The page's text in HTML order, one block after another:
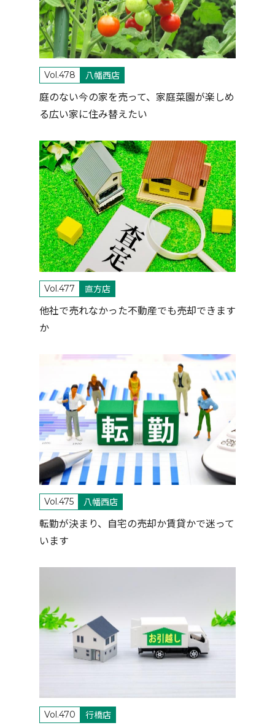
Vol.478 八幡西店
庭のない今の家を売って、家庭菜園が楽しめ
る広い家に住み替えたい
Vol.477 直方店
他社で売れなかった不動産でも売却できます
か
Vol.475 八幡西店
転勤が決まり、自宅の売却か賃貸かで迷って
います
Vol.470 行橋店